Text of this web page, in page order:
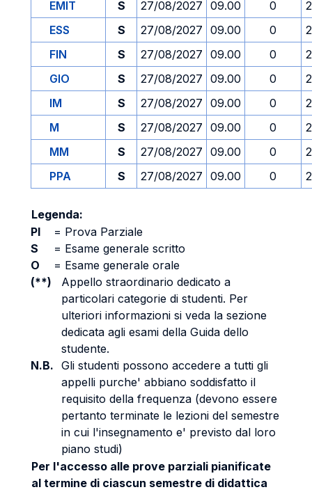
EMIT S 27/08/2027 09.00 0
ESS
S 27/08/2027 09.00 0
FIN
S 27/08/2027 09.00 0
GIO
S 27/08/2027 09.00 0
IM
S 27/08/2027 09.00 0
M
S 27/08/2027 09.00 0
MM
S 27/08/2027 09.00 0
PPA
S 27/08/2027 09.00 0
Legenda:
PI
= Prova Parziale
S
= Esame generale scritto
O
= Esame generale orale
(**)
Appello straordinario dedicato a
particolari categorie di studenti. Per
ulteriori informazioni si veda la sezione
dedicata agli esami della Guida dello
studente.
N.B. Gli studenti possono accedere a tutti gli
appelli purche' abbiano soddisfatto il
requisito della frequenza (devono essere
pertanto terminate le lezioni del semestre
in cui l'insegnamento e' previsto dal loro
piano studi)
Per l'accesso alle prove parziali pianificate
al termine di ciascun semestre di didattica